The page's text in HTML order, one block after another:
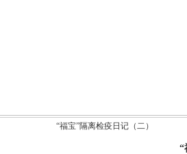
“福宝”隔离检疫日记（二）
“